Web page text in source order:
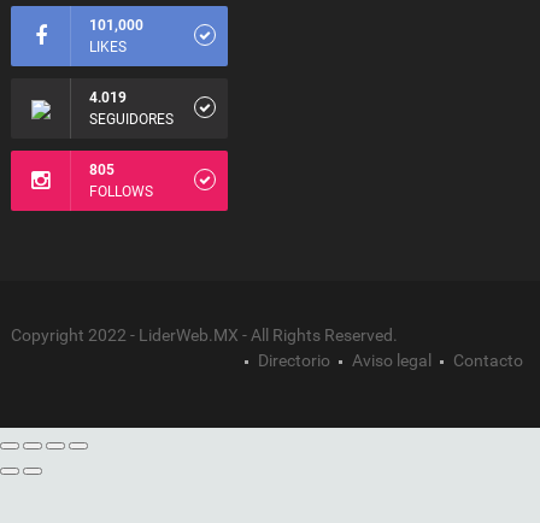
101,000
LIKES
4.019
SEGUIDORES
805
FOLLOWS
Copyright 2022 - LiderWeb.MX - All Rights Reserved.
Directorio
Aviso legal Contacto